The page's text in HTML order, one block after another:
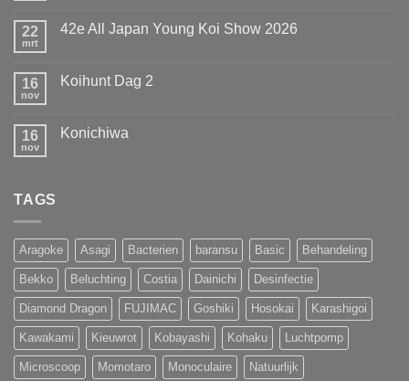
Titel
weten
MOST
European
22
mrt
42e All Japan Young Koi Show 2026
42e
Koi
Show
16
nov
Koihunt Dag 2
Koihunt
16
nov
Konichiwa
TAGS
Aragoke Asagi Bacterien baransu Basic Behandeling
Bekko Beluchting Costia Dainichi Desinfectie
Diamond Dragon FUJIMAC Goshiki Hosokai Karashigoi
Kawakami Kieuwrot Kobayashi Kohaku Luchtpomp
Microscoop Momotaro Monoculaire Natuurlijk